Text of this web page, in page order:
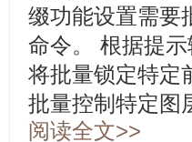
缀功能设置需要
命令。 根据提
将批量锁定特定
批量控制特定图
阅读全文>>